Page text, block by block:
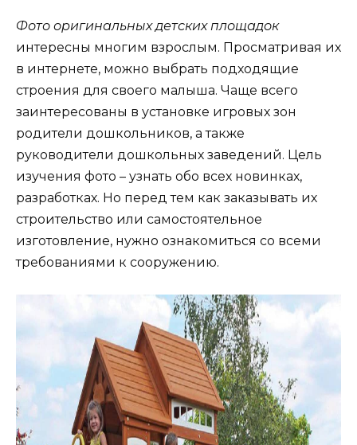
Фото оригинальных детских площадок
интересны многим взрослым. Просматривая их
в интернете, можно выбрать подходящие
строения для своего малыша. Чаще всего
заинтересованы в установке игровых зон
родители дошкольников, а также
руководители дошкольных заведений. Цель
изучения фото – узнать обо всех новинках,
разработках. Но перед тем как заказывать их
строительство или самостоятельное
изготовление, нужно ознакомиться со всеми
требованиями к сооружению.